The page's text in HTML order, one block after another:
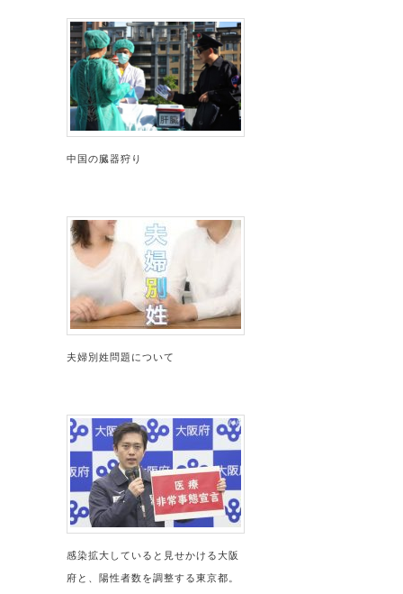
中国の臓器狩り
夫婦別姓問題について
感染拡大していると見せかける大阪
府と、陽性者数を調整する東京都。